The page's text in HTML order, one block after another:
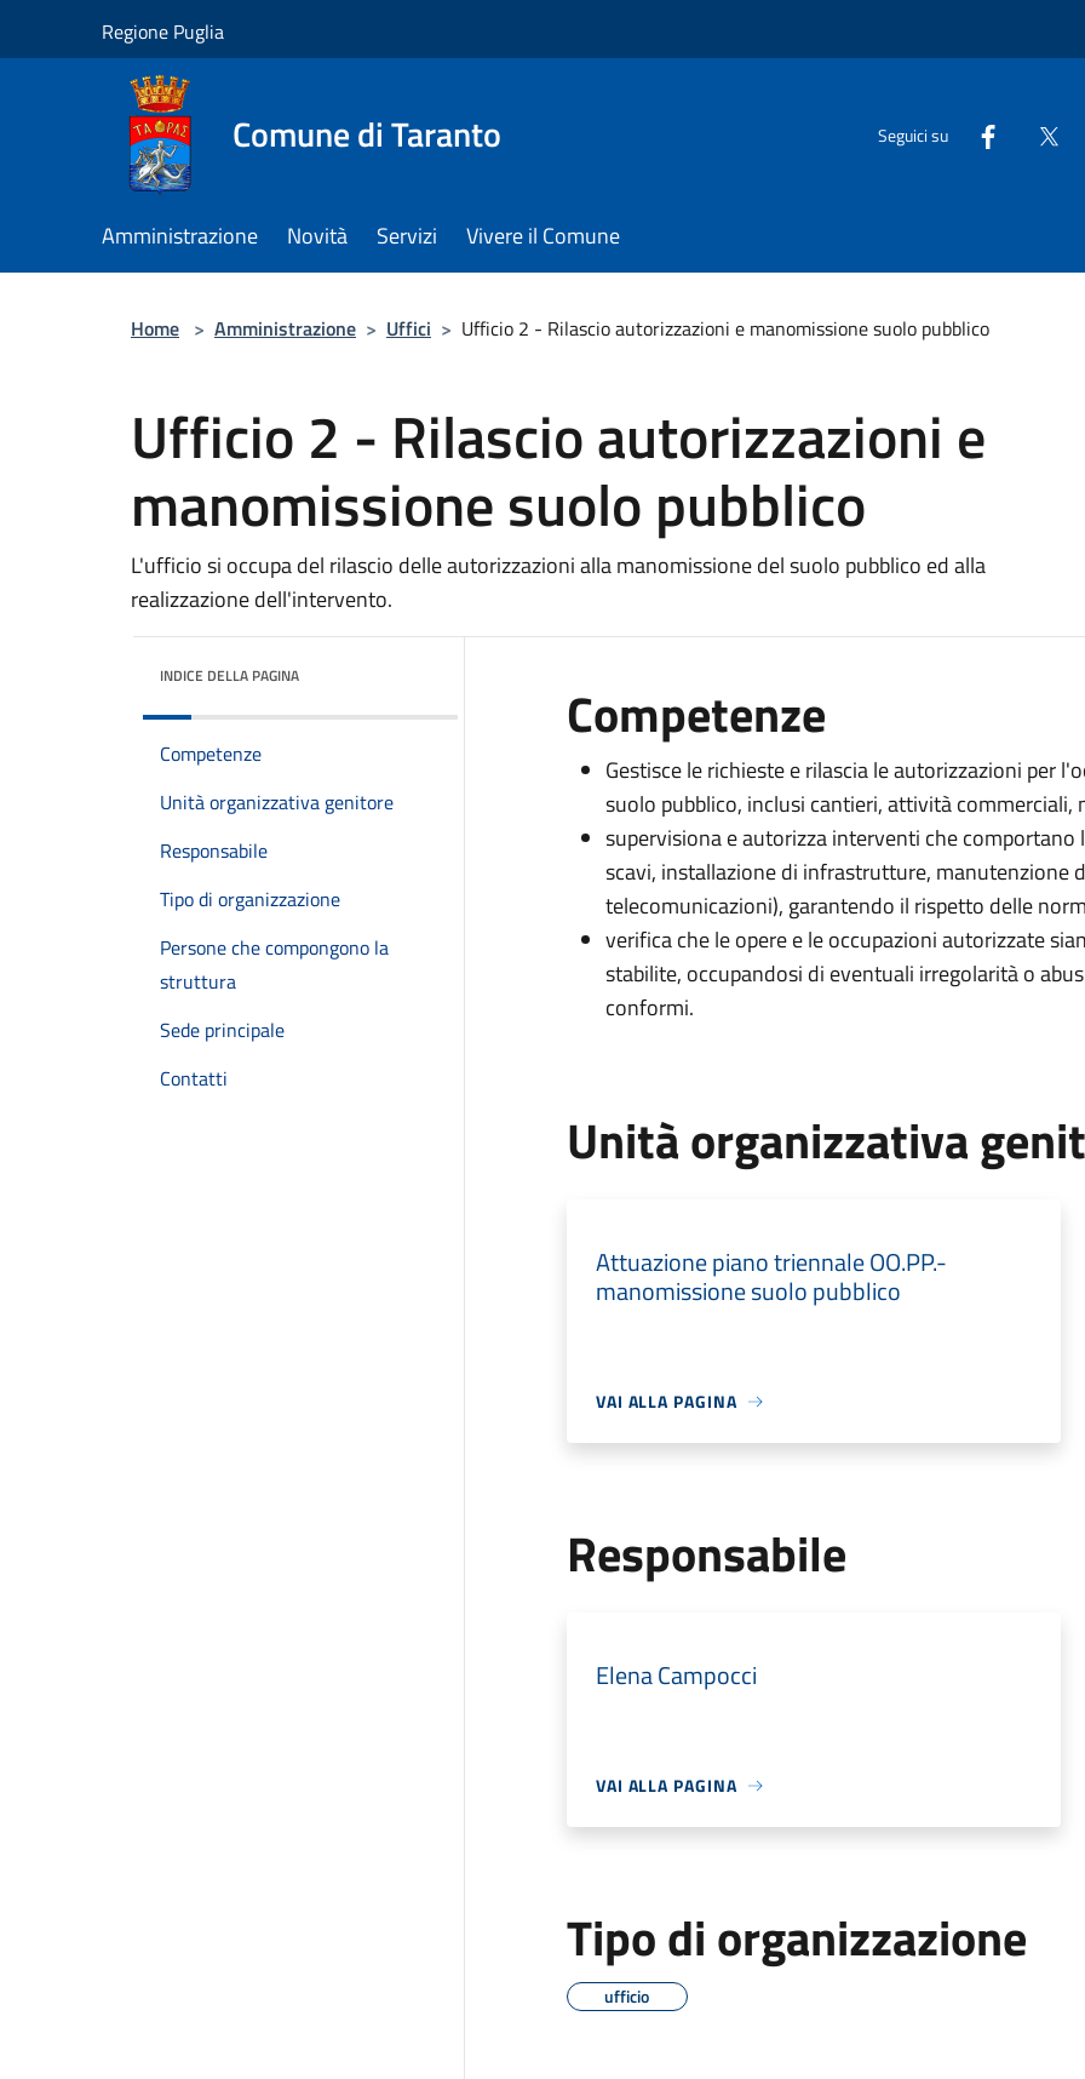
Regione Puglia
Comune di Taranto Seguici su
Amministrazione Novità Servizi Vivere il Comune
Home > Amministrazione > Uffici > Ufficio 2 - Rilascio autorizzazioni e manomissione suolo pubblico
Ufficio 2 - Rilascio autorizzazioni e
manomissione suolo pubblico
L'ufficio si occupa del rilascio delle autorizzazioni alla manomissione del suolo pubblico ed alla
realizzazione dell'intervento.
INDICE DELLA PAGINA
Competenze
Unità organizzativa genitore
Responsabile
Tipo di organizzazione
Persone che compongono la
struttura
Sede principale
Contatti
Competenze
Gestisce le richieste e rilascia le autorizzazioni per
suolo pubblico, inclusi cantieri, attività commerciali,
supervisiona e autorizza interventi che
scavi, installazione di infrastrutture, manutenzione
telecomunicazioni), garantendo il rispetto delle
verifica che le opere e le occupazioni autorizzate
stabilite, occupandosi di eventuali irregolarità o
conformi.
Unità organizzativa
Attuazione piano triennale OO.PP.-
manomissione suolo pubblico
VAI ALLA PAGINA
Responsabile
Elena Campocci
VAI ALLA PAGINA
Tipo di organizzazione
ufficio